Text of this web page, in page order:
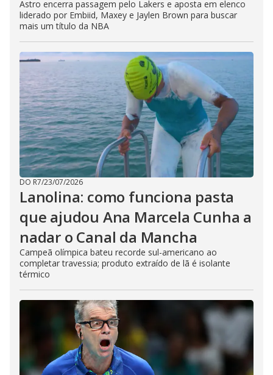
Astro encerra passagem pelo Lakers e aposta em elenco
liderado por Embiid, Maxey e Jaylen Brown para buscar
mais um título da NBA
DO R7/23/07/2026
Lanolina: como funciona pasta
que ajudou Ana Marcela Cunha a
nadar o Canal da Mancha
Campeã olímpica bateu recorde sul-americano ao
completar travessia; produto extraído de lã é isolante
térmico